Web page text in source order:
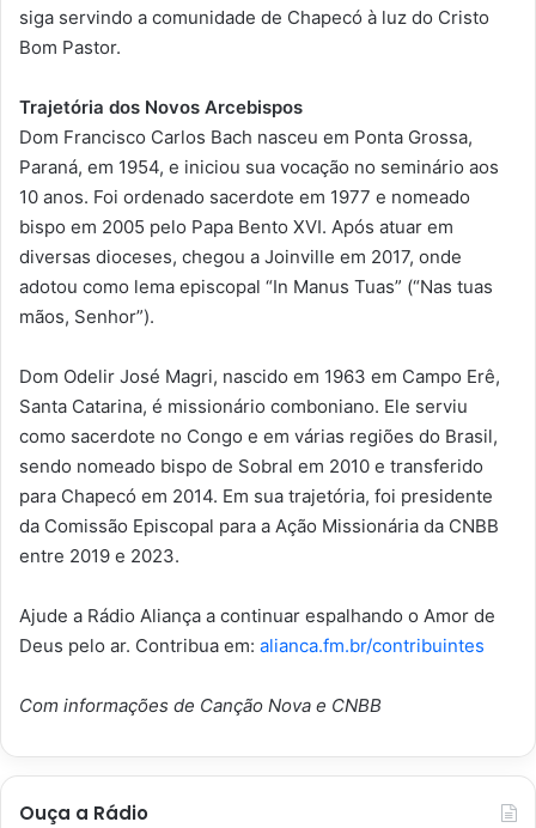
siga servindo a comunidade de Chapecó à luz do Cristo
Bom Pastor.
Trajetória dos Novos Arcebispos
Dom Francisco Carlos Bach nasceu em Ponta Grossa,
Paraná, em 1954, e iniciou sua vocação no seminário aos
10 anos. Foi ordenado sacerdote em 1977 e nomeado
bispo em 2005 pelo Papa Bento XVI. Após atuar em
diversas dioceses, chegou a Joinville em 2017, onde
adotou como lema episcopal “In Manus Tuas” (“Nas tuas
mãos, Senhor”).
Dom Odelir José Magri, nascido em 1963 em Campo Erê,
Santa Catarina, é missionário comboniano. Ele serviu
como sacerdote no Congo e em várias regiões do Brasil,
sendo nomeado bispo de Sobral em 2010 e transferido
para Chapecó em 2014. Em sua trajetória, foi presidente
da Comissão Episcopal para a Ação Missionária da CNBB
entre 2019 e 2023.
Ajude a Rádio Aliança a continuar espalhando o Amor de
Deus pelo ar. Contribua em: alianca.fm.br/contribuintes
Com informações de Canção Nova e CNBB
Ouça a Rádio